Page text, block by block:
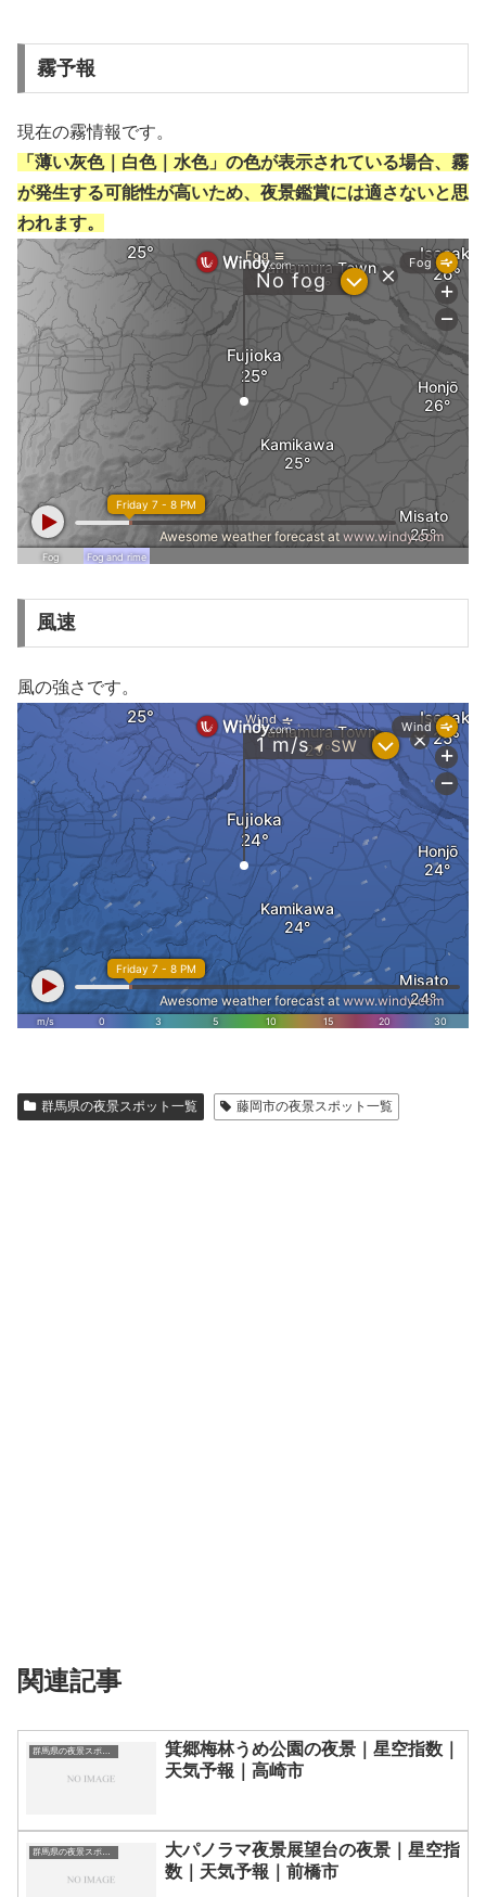
霧予報
現在の霧情報です。
「薄い灰色｜白色｜水色」の色が表示されている場合、霧
が発生する可能性が高いため、夜景鑑賞には適さないと思
われます。
風速
風の強さです。
群馬県の夜景スポット一覧 藤岡市の夜景スポット一覧
関連記事
群馬県の夜景スポット一覧
箕郷梅林うめ公園の夜景｜星空指数｜
天気予報｜高崎市
群馬県の夜景スポット一覧
大パノラマ夜景展望台の夜景｜星空指
数｜天気予報｜前橋市